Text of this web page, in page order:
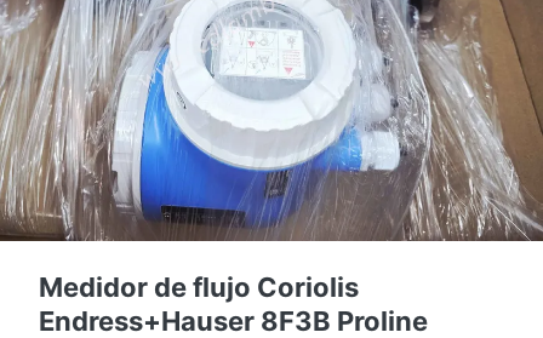
Medidor de flujo Coriolis
Endress+Hauser 8F3B Proline